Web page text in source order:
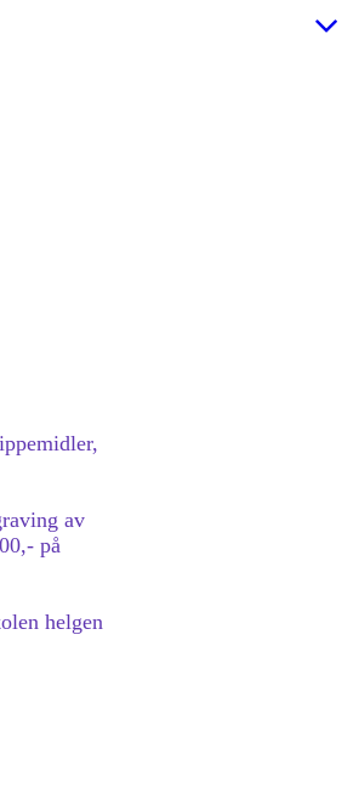
av
på
helgen